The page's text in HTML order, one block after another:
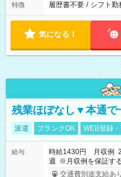
特徴 履歴書不要 / シフト勤
気になる！
残業ほぼなし▼本通で
派遣 ブランクOK WEB登録
給与
時給1430円 月収例
週 ※月収例を保証す
ービス利用可（利用条
交通費別途支給あり